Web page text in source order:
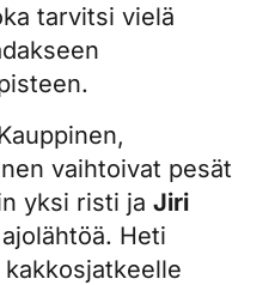
tarvitsi vielä
vaihtoivat pesät
yksi risti ja Jiri
Heti